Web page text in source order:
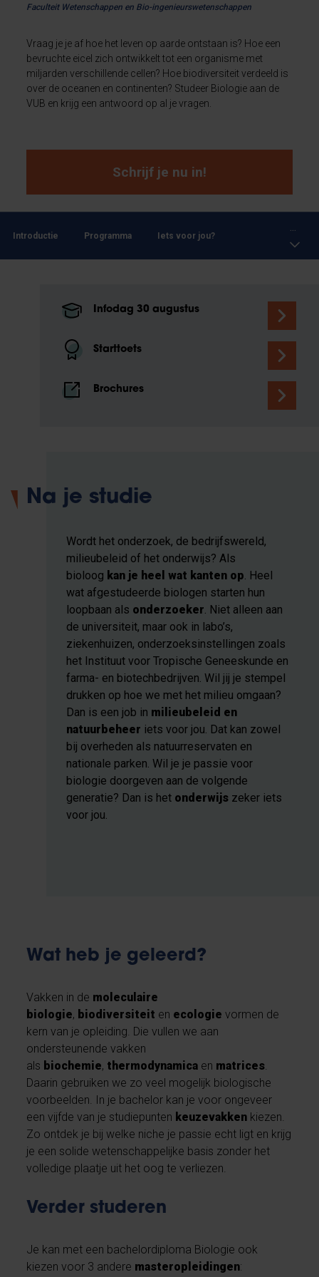
Faculteit Wetenschappen en Bio-ingenieurswetenschappen
Vraag je je af hoe het leven op aarde ontstaan is? Hoe een
bevruchte eicel zich ontwikkelt tot een organisme met
miljarden verschillende cellen? Hoe biodiversiteit verdeeld is
over de oceanen en continenten? Studeer Biologie aan de
VUB en krijg een antwoord op al je vragen.
Schrijf je nu in!
Introductie Programma Iets voor jou?
Infodag 30 augustus
Starttoets
Brochures
Na je studie
Wordt het onderzoek, de bedrijfswereld,
milieubeleid of het onderwijs? Als
bioloog kan je heel wat kanten op. Heel
wat afgestudeerde biologen starten hun
loopbaan als onderzoeker. Niet alleen aan
de universiteit, maar ook in labo’s,
ziekenhuizen, onderzoeksinstellingen zoals
het Instituut voor Tropische Geneeskunde en
farma- en biotechbedrijven. Wil jij je stempel
drukken op hoe we met het milieu omgaan?
Dan is een job in milieubeleid en
natuurbeheer iets voor jou. Dat kan zowel
bij overheden als natuurreservaten en
nationale parken. Wil je je passie voor
biologie doorgeven aan de volgende
generatie? Dan is het onderwijs zeker iets
voor jou.
Wat heb je geleerd?
Vakken in de moleculaire
biologie, biodiversiteit en ecologie vormen de
kern van je opleiding. Die vullen we aan
ondersteunende vakken
als biochemie, thermodynamica en matrices.
Daarin gebruiken we zo veel mogelijk biologische
voorbeelden. In je bachelor kan je voor ongeveer
een vijfde van je studiepunten keuzevakken kiezen.
Zo ontdek je bij welke niche je passie echt ligt en krijg
je een solide wetenschappelijke basis zonder het
volledige plaatje uit het oog te verliezen.
Verder studeren
Je kan met een bachelordiploma Biologie ook
kiezen voor 3 andere masteropleidingen: